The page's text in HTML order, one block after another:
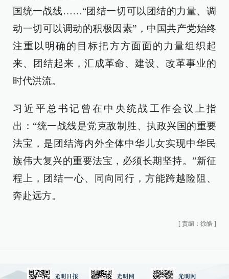
国统一战线……“团结一切可以团结的力量、调
动一切可以调动的积极因素”，中国共产党始终
注重以明确的目标把方方面面的力量组织起
来、团结起来，汇成革命、建设、改革事业的
时代洪流。
习近平总书记曾在中央统战工作会议上指
出：“统一战线是党克敌制胜、执政兴国的重要
法宝，是团结海内外全体中华儿女实现中华民
族伟大复兴的重要法宝，必须长期坚持。”新征
程上，团结一心、同向同行，方能跨越险阻、
奔赴远方。
[ 责编：徐皓 ]